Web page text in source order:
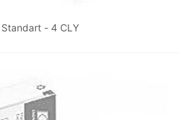
Standart - 4 CLY